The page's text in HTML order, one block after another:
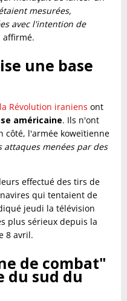
mesurées,
avec l'intention de
affirmé.
une base
Révolution iraniens ont
américaine. Ils n'ont
côté, l'armée koweïtienne
attaques menées par des
effectué des tirs de
qui tentaient de
jeudi la télévision
plus sérieux depuis la
8 avril.
de combat"
du sud du